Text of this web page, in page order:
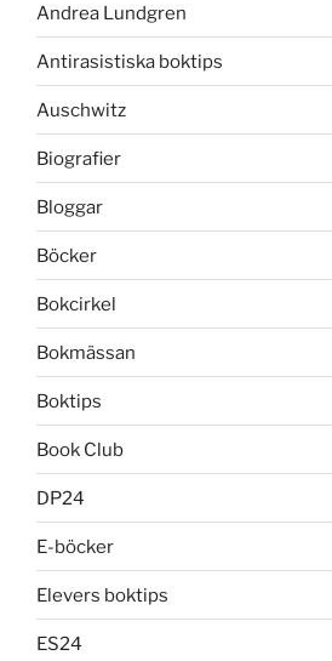
Andrea Lundgren
Antirasistiska boktips
Auschwitz
Biografier
Bloggar
Böcker
Bokcirkel
Bokmässan
Boktips
Book Club
DP24
E-böcker
Elevers boktips
ES24